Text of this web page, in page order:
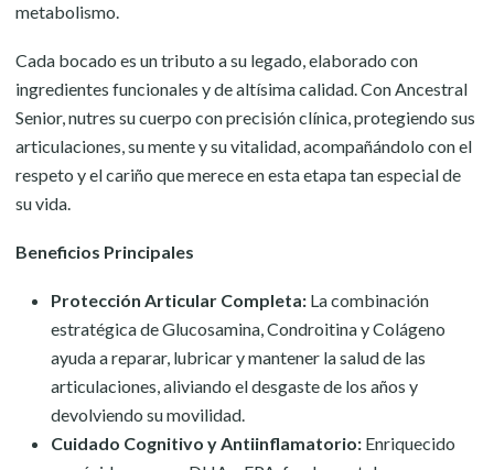
metabolismo.
Cada bocado es un tributo a su legado, elaborado con
ingredientes funcionales y de altísima calidad. Con Ancestral
Senior, nutres su cuerpo con precisión clínica, protegiendo sus
articulaciones, su mente y su vitalidad, acompañándolo con el
respeto y el cariño que merece en esta etapa tan especial de
su vida.
Beneficios Principales
Protección Articular Completa:La combinación
estratégica de Glucosamina, Condroitina y Colágeno
ayuda a reparar, lubricar y mantener la salud de las
articulaciones, aliviando el desgaste de los años y
devolviendo su movilidad.
Cuidado Cognitivo y Antiinflamatorio:Enriquecido